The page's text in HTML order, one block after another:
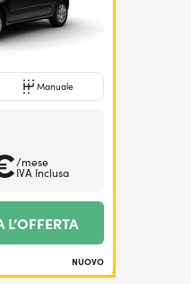
Manuale
/mese
IVA Inclusa
NUOVO